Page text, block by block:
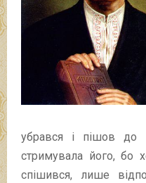
убрався і пішов
стримувала його, бо
спішився, лише